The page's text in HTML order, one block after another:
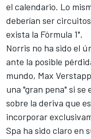
el calendario. Lo
deberían ser
exista la Fórmula 1".
Norris no ha sido el
ante la posible
mundo, Max
una "gran pena" si
sobre la deriva que
incorporar
Spa ha sido claro en